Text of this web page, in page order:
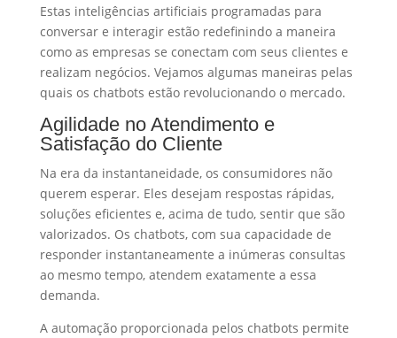
Estas inteligências artificiais programadas para
conversar e interagir estão redefinindo a maneira
como as empresas se conectam com seus clientes e
realizam negócios. Vejamos algumas maneiras pelas
quais os chatbots estão revolucionando o mercado.
Agilidade no Atendimento e
Satisfação do Cliente
Na era da instantaneidade, os consumidores não
querem esperar. Eles desejam respostas rápidas,
soluções eficientes e, acima de tudo, sentir que são
valorizados. Os chatbots, com sua capacidade de
responder instantaneamente a inúmeras consultas
ao mesmo tempo, atendem exatamente a essa
demanda.
A automação proporcionada pelos chatbots permite